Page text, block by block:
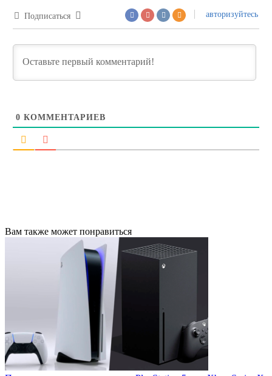
Подписаться авторизуйтесь
0 КОММЕНТАРИЕВ
Вам также может понравиться